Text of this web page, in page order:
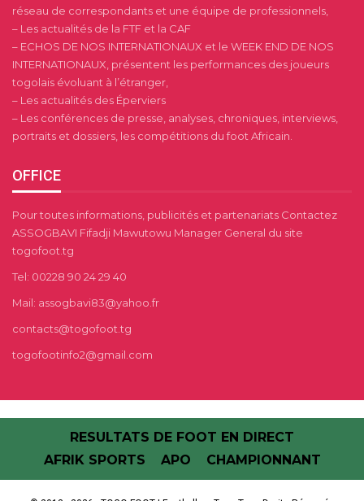
réseau de correspondants et une équipe de professionnels,
– Les actualités de la FTF et la CAF
– ECHOS DE NOS INTERNATIONAUX et le WEEK END DE NOS
INTERNATIONAUX, présentent les performances des joueurs
togolais évoluant à l’étranger,
– Les actualités des Éperviers
– Les conférences de presse, analyses, chroniques, interviews,
portraits et dossiers, les compétitions du foot Africain.
OFFICE
Pour toutes informations, publicités et partenariats Contactez
ASSOGBAVI Fifadji Mawutowu Manager General du site
togofoot.tg
Tel: 00228 90 24 29 40
Mail: assogbavi83@yahoo.fr
contacts@togofoot.tg
togofootinfo2@gmail.com
RESULTATS DE FOOT EN DIRECT
AFRIK SPORTS
APO CHAMPIONNANT